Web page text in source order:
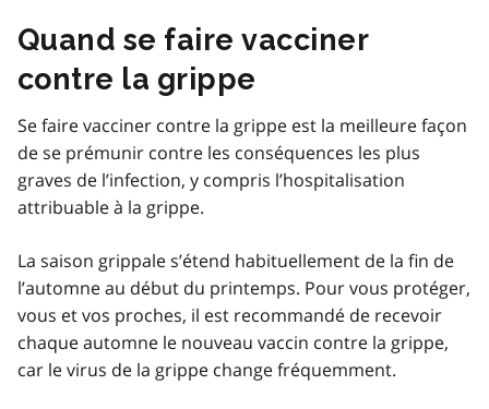
Quand se faire vacciner
contre la grippe
Se faire vacciner contre la grippe est la meilleure façon
de se prémunir contre les conséquences les plus
graves de l’infection, y compris l’hospitalisation
attribuable à la grippe.
La saison grippale s’étend habituellement de la fin de
l’automne au début du printemps. Pour vous protéger,
vous et vos proches, il est recommandé de recevoir
chaque automne le nouveau vaccin contre la grippe,
car le virus de la grippe change fréquemment.